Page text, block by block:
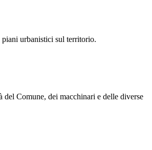
urbanistici sul territorio.
Comune, dei macchinari e delle diverse